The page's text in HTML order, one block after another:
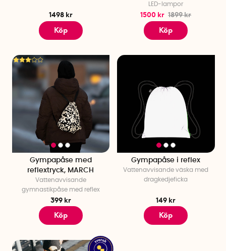
1498 kr
Köp
LED-lampor
1500 kr 1899 kr
Köp
Gympapåse med
reflextryck, MARCH
Vattenavvisande
gymnastikpåse med reflex
399 kr
Köp
Gympapåse i reflex
Vattenavvisande väska med
dragkedjeficka
149 kr
Köp